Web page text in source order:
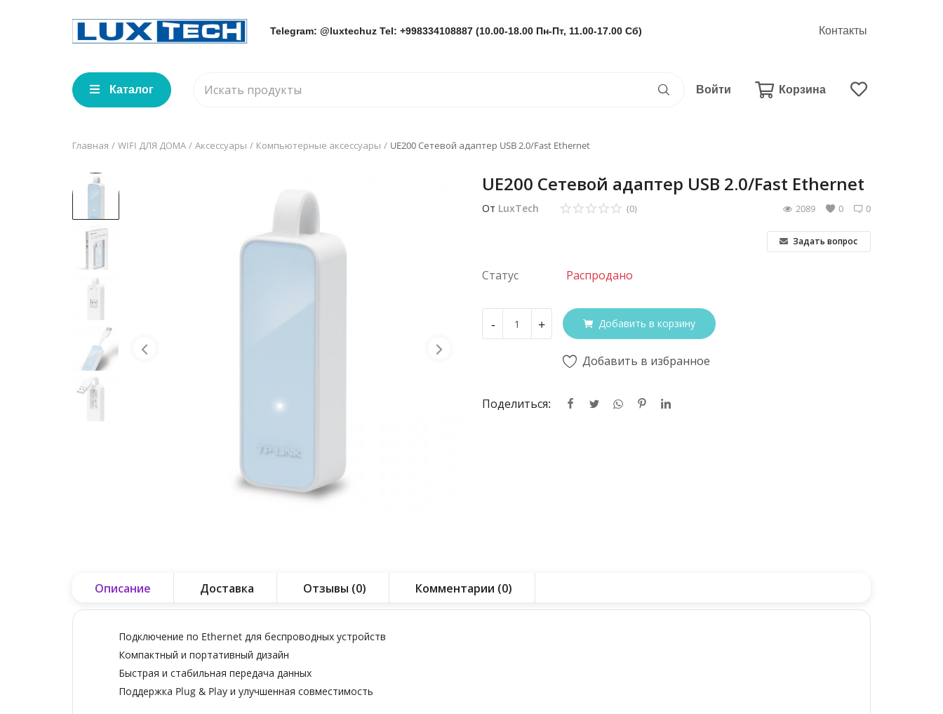
Telegram: @luxtechuz Tel: +998334108887 (10.00-18.00 Пн-Пт, 11.00-17.00 Сб) Контакты
Каталог Войти Корзина
Главная WIFI ДЛЯ ДОМА Аксессуары Компьютерные аксессуары UE200 Сетевой адаптер USB 2.0/Fast Ethernet
UE200 Сетевой адаптер USB 2.0/Fast Ethernet
От LuxTech 0
(0) 0
2089
Задать вопрос
Статус Распродано
- + Добавить в корзину
Добавить в избранное
Поделиться:
Описание Доставка Отзывы (0) Комментарии (0)
Подключение по Ethernet для беспроводных устройств
Компактный и портативный дизайн
Быстрая и стабильная передача данных
Поддержка Plug & Play и улучшенная совместимость